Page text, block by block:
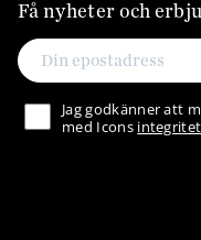
Få nyheter och
Jag godkänner att
med Icons